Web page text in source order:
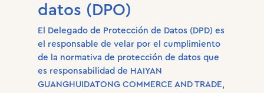
datos (DPO)
El Delegado de Protección de Datos (DPD) es
el responsable de velar por el cumplimiento
de la normativa de protección de datos que
es responsabilidad de HAIYAN
GUANGHUIDATONG COMMERCE AND TRADE,